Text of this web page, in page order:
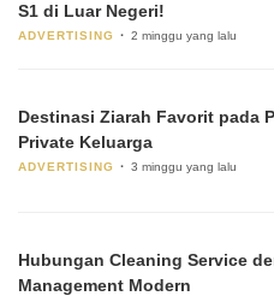
S1 di Luar Negeri!
ADVERTISING 2 minggu yang lalu
Destinasi Ziarah Favorit pada
Private Keluarga
ADVERTISING 3 minggu yang lalu
Hubungan Cleaning Service
Management Modern